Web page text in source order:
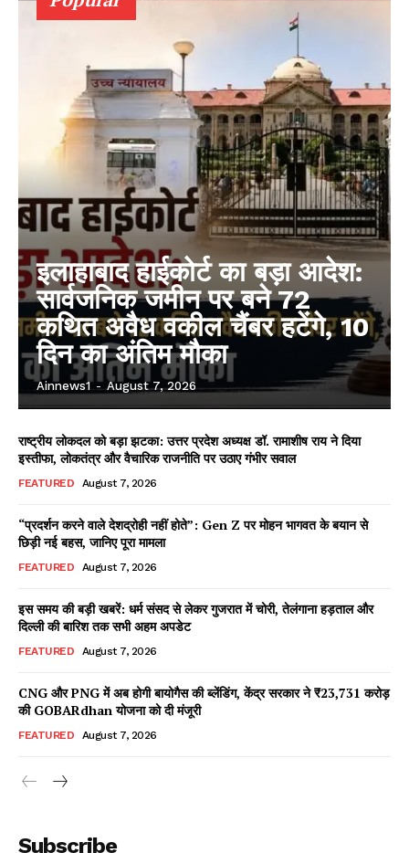
Facebook
X WhatsApp
Share
Read Latest News on AIN
इलाहाबाद हाईकोर्ट का बड़ा आदेश:
सार्वजनिक जमीन पर बने 72
कथित अवैध वकील चैंबर हटेंगे, 10
दिन का अंतिम मौका
Ainnews1 - August 7, 2026
राष्ट्रीय लोकदल को बड़ा झटका: उत्तर प्रदेश अध्यक्ष डॉ. रामाशीष राय ने दिया
इस्तीफा, लोकतंत्र और वैचारिक राजनीति पर उठाए गंभीर सवाल
FEATURED August 7, 2026
“प्रदर्शन करने वाले देशद्रोही नहीं होते”: Gen Z पर मोहन भागवत के बयान से
छिड़ी नई बहस, जानिए पूरा मामला
FEATURED August 7, 2026
इस समय की बड़ी खबरें: धर्म संसद से लेकर गुजरात में चोरी, तेलंगाना हड़ताल और
दिल्ली की बारिश तक सभी अहम अपडेट
FEATURED August 7, 2026
CNG और PNG में अब होगी बायोगैस की ब्लेंडिंग, केंद्र सरकार ने ₹23,731 करोड़
की GOBARdhan योजना को दी मंजूरी
FEATURED August 7, 2026
Subscribe